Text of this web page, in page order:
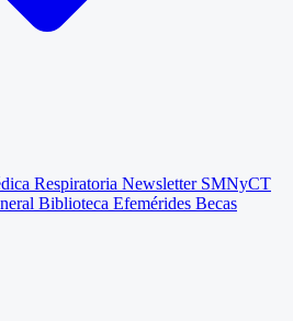
Respiratoria Newsletter SMNyCT
Biblioteca Efemérides Becas